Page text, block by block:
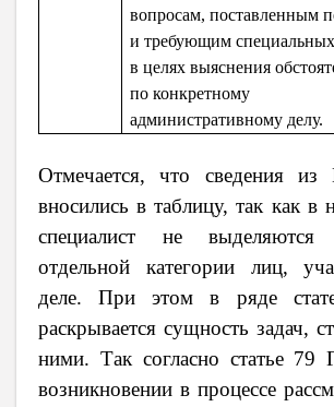
вопросам, поставленным
и требующим
в целях выяснения
по конкретному
административному делу.
Отмечается, что сведения
вносились в таблицу, так как в
специалист не выделяются
отдельной категории лиц,
деле. При этом в ряде
раскрывается сущность задач,
ними. Так согласно статье
возникновении в процессе